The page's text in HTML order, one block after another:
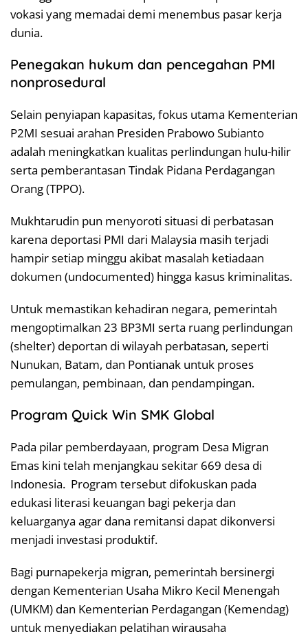
vokasi yang memadai demi menembus pasar kerja
dunia.
Penegakan hukum dan pencegahan PMI
nonprosedural
Selain penyiapan kapasitas, fokus utama Kementerian
P2MI sesuai arahan Presiden Prabowo Subianto
adalah meningkatkan kualitas perlindungan hulu-hilir
serta pemberantasan Tindak Pidana Perdagangan
Orang (TPPO).
Mukhtarudin pun menyoroti situasi di perbatasan
karena deportasi PMI dari Malaysia masih terjadi
hampir setiap minggu akibat masalah ketiadaan
dokumen (undocumented) hingga kasus kriminalitas.
Untuk memastikan kehadiran negara, pemerintah
mengoptimalkan 23 BP3MI serta ruang perlindungan
(shelter) deportan di wilayah perbatasan, seperti
Nunukan, Batam, dan Pontianak untuk proses
pemulangan, pembinaan, dan pendampingan.
Program Quick Win SMK Global
Pada pilar pemberdayaan, program Desa Migran
Emas kini telah menjangkau sekitar 669 desa di
Indonesia. Program tersebut difokuskan pada
edukasi literasi keuangan bagi pekerja dan
keluarganya agar dana remitansi dapat dikonversi
menjadi investasi produktif.
Bagi purnapekerja migran, pemerintah bersinergi
dengan Kementerian Usaha Mikro Kecil Menengah
(UMKM) dan Kementerian Perdagangan (Kemendag)
untuk menyediakan pelatihan wirausaha